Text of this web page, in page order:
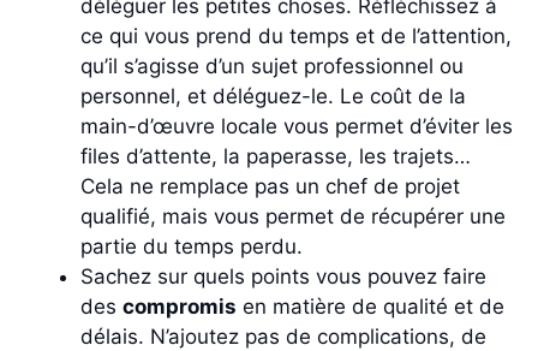
déléguer les petites choses. Réfléchissez à
ce qui vous prend du temps et de l’attention,
qu’il s’agisse d’un sujet professionnel ou
personnel, et déléguez-le. Le coût de la
main-d’œuvre locale vous permet d’éviter les
files d’attente, la paperasse, les trajets…
Cela ne remplace pas un chef de projet
qualifié, mais vous permet de récupérer une
partie du temps perdu.
Sachez sur quels points vous pouvez faire
des compromis en matière de qualité et de
délais. N’ajoutez pas de complications, de